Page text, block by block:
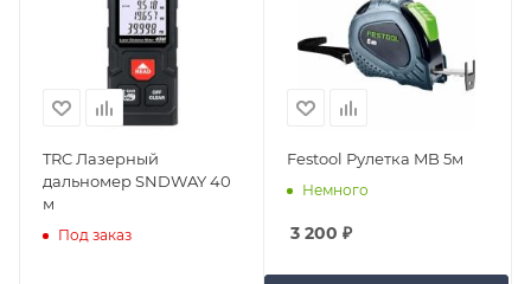
TRC Лазерный
дальномер SNDWAY 40
м
Под заказ
Festool Рулетка MB 5м
Немного
3 200 ₽